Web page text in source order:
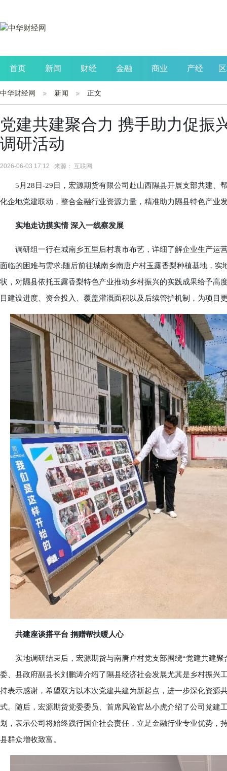
首页 新闻 财经 金融 商业 产经
公司 生活 读书
中华财经网 新闻 正文
党建共建聚合力 携手助力促振
调研活动
2026-06-03 17:12 来源： 互联网
5月28日-29日，宏源期货有限公司赴山西隰县开展支部共建、
化企地党建联动，整合金融行业资源力量，精准助力隰县特色产业
实地走访摸实情 深入一线察发展
调研组一行在城南乡五里后村袁市布艺，详细了解企业生产运
面临的困难与需求;随后前往城南乡南唐户村玉露香梨种植基地，
状，对隰县依托玉露香梨特色产业推动乡村振兴的实践成果给予高
目建设进度、资金投入、覆盖灌溉面积以及后续管护机制，为项目
共建座谈搭平台 捐赠帮扶暖人心
实地调研结束后，宏源期货与南唐户村党支部围绕“党建共建聚
委、县政府副县长刘鹏涛介绍了隰县经济社会发展尤其是乡村振兴
持表示感谢，希望双方以本次党建共建为新起点，进一步深化资源
式。随后，宏源期货党委委员、首席风险官丛小虎介绍了公司党建
划，表示公司将始终践行国企社会责任，立足金融行业专业优势，
县群众增收致富。